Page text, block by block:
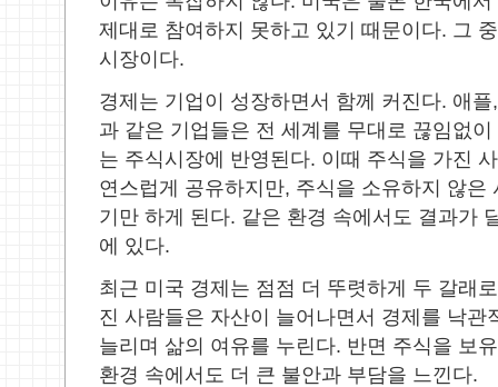
제대로 참여하지 못하고 있기 때문이다. 그
시장이다.
경제는 기업이 성장하면서 함께 커진다. 애플
과 같은 기업들은 전 세계를 무대로 끊임없
는 주식시장에 반영된다. 이때 주식을 가진
연스럽게 공유하지만, 주식을 소유하지 않은
기만 하게 된다. 같은 환경 속에서도 결과가
에 있다.
최근 미국 경제는 점점 더 뚜렷하게 두 갈래
진 사람들은 자산이 늘어나면서 경제를 낙관
늘리며 삶의 여유를 누린다. 반면 주식을 보
환경 속에서도 더 큰 불안과 부담을 느낀다.